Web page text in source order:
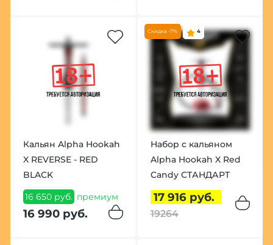
Кальян Alpha Hookah
X REVERSE - RED
BLACK
16 650 руб. премиум
16 990 руб.
Скидка -7% 4
Набор с кальяном
Alpha Hookah X Red
Candy СТАНДАРТ
17 916 руб.
19264